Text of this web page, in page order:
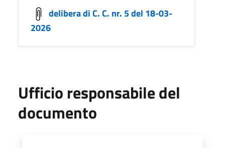
delibera di C. C. nr. 5 del 18-03-
2026
Ufficio responsabile del
documento